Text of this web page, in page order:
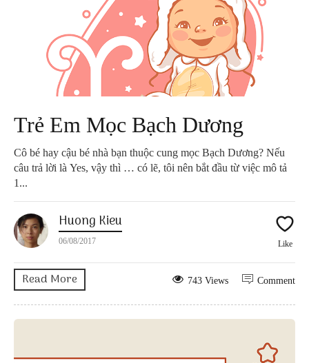
Trẻ Em Mọc Bạch Dương
Cô bé hay cậu bé nhà bạn thuộc cung mọc Bạch Dương? Nếu
câu trả lời là Yes, vậy thì … có lẽ, tôi nên bắt đầu từ việc mô tả
1...
Huong Kieu
06/08/2017 Like
Read More Comment
743 Views